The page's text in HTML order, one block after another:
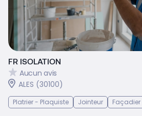
FR ISOLATION
Aucun avis
ALES (30100)
Platrier - Plaquiste Jointeur Façadier